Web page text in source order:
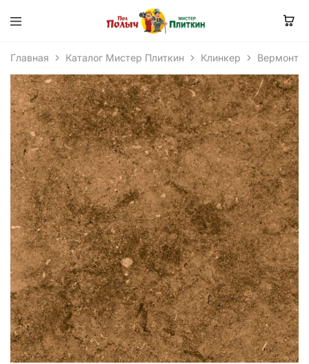
Главная Каталог Мистер Плиткин Клинкер Вермонт 4